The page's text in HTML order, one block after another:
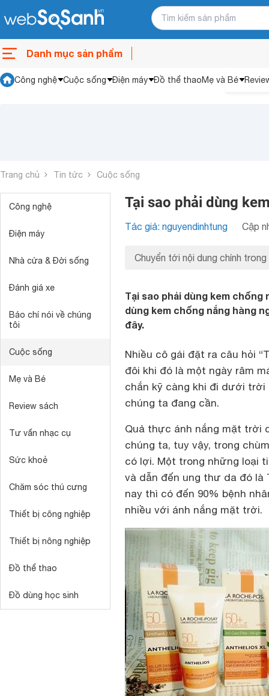
Danh mục sản phẩm
Công nghệ Cuộc sống Điện máy Đồ thể thaoMẹ và Bé
Trang chủ Tin tức Cuộc sống
Công nghệ
Điện máy
Nhà cửa & Đời sống
Đánh giá xe
Báo chí nói về chúng
tôi
Cuộc sống
Mẹ và Bé
Review sách
Tư vấn nhạc cụ
Sức khoẻ
Chăm sóc thú cưng
Thiết bị công nghiệp
Thiết bị nông nghiệp
Đồ thể thao
Đồ dùng học sinh
Tại sao phải dùng
Tác giả: nguyendinhtung Cập
Chuyển tới nội dung chính trong
Tại sao phải dùng kem
dùng kem chống nắng hàng
đây.
Nhiều cô gái đặt ra câu hỏi
đôi khi đó là một ngày râm
chắn kỹ càng khi đi dưới
chúng ta đang cần.
Quả thực ánh nắng mặt trời
chúng ta, tuy vậy, trong
có lợi. Một trong những loại
và dẫn đến ung thư da đó là
nay thì có đến 90% bệnh
nhiều với ánh nắng mặt trời.